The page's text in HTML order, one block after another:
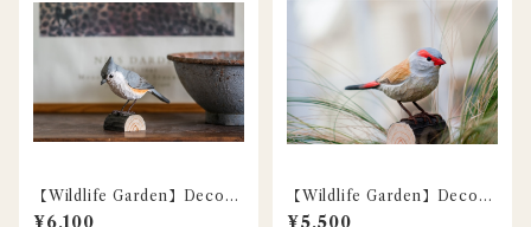
【Wildlife Garden】DecoBi
rd 本物の木彫りの小鳥 / カン
¥6,100
【Wildlife Garden】DecoBi
rd 本物の木彫りの小鳥 / アカ
¥5,500